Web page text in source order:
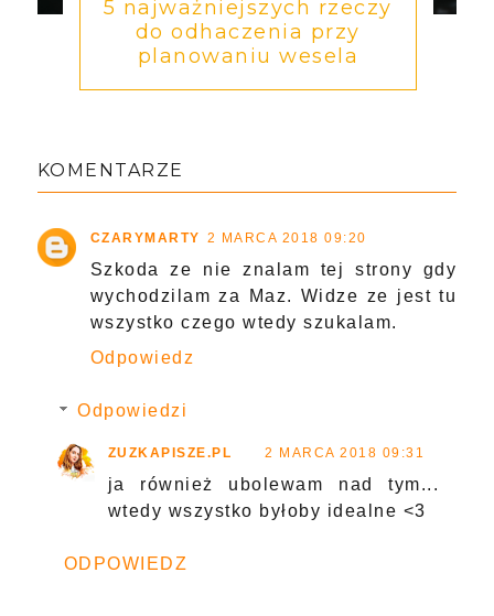
5 najważniejszych rzeczy
do odhaczenia przy
planowaniu wesela
KOMENTARZE
CZARYMARTY 2 MARCA 2018 09:20
Szkoda ze nie znalam tej strony gdy
wychodzilam za Maz. Widze ze jest tu
wszystko czego wtedy szukalam.
Odpowiedz
Odpowiedzi
ZUZKAPISZE.PL 2 MARCA 2018 09:31
ja również ubolewam nad tym...
wtedy wszystko byłoby idealne <3
ODPOWIEDZ